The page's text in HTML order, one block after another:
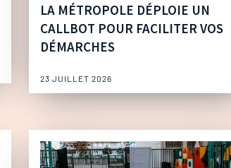
LA MÉTROPOLE DÉPLOIE UN
CALLBOT POUR FACILITER VOS
DÉMARCHES
23 JUILLET 2026